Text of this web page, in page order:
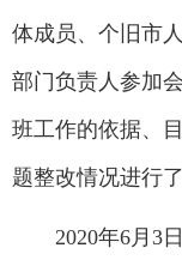
体成员、个旧市
部门负责人参加
班工作的依据、
题整改情况进行了
2020年6月3日